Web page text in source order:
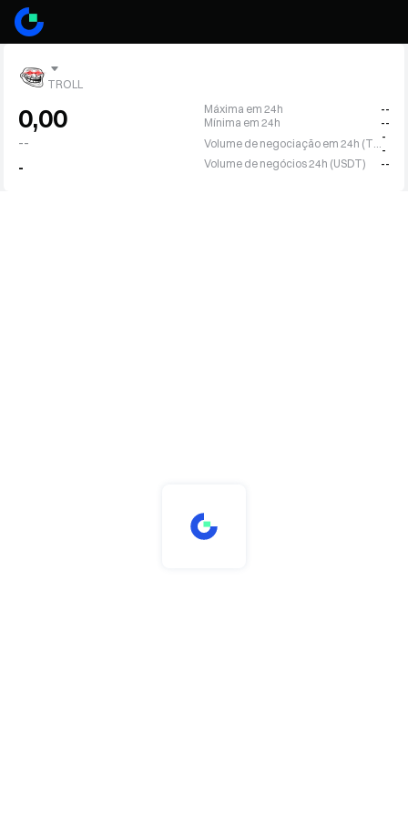
TROLL
0,00
--
-
Máxima em 24h
--
Mínima em 24h
--
-
-
Volume de negócios 24h (USDT)
--